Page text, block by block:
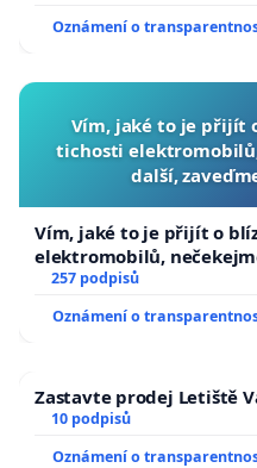
Oznámení o
Vím, jaké to je přijít
tichosti
další,
Vím, jaké to je přijít o
elektromobilů,
zaveďme slyšitelná auta!
257 podpisů
Oznámení o
Zastavte prodej Letiště
10 podpisů
Oznámení o